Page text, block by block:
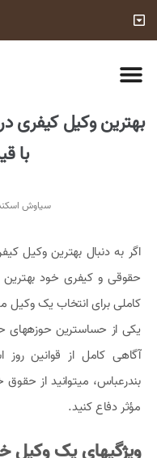
بهترین وکیل کیفری
با
سیاوش
اگر به دنبال بهترین وکیل
حقوقی و کیفری خود بهترین
کاملی برای انتخاب یک وکیل
یکی از حساسترین حوزههای
آگاهی کامل از قوانین
بندرعباس، میتوانید از
مؤثر دفاع کنید.
ویژگیهای یک وکیل